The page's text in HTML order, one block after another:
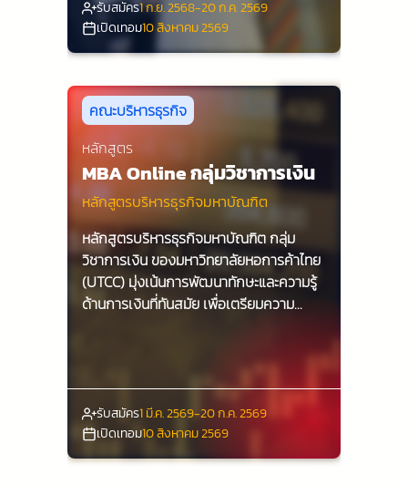
หน่วยกิต ผู้เรียนจะได้รับความรู้และ
ประสบการณ์ตรงจากผู้สอนที่มีความ
เชี่ยวชาญในสาขาต่าง ๆ นอกจากนี้ยังมีการ
เรียนรู้ผ่านการทำ Workshop และการเรียน
ทฤษฎีผ่านออนไลน์
รับสมัคร1 ก.ย. 2568-20 ก.ค. 2569
เปิดเทอม10 สิงหาคม 2569
คณะบริหารธุรกิจ
หลักสูตร
MBA Online กลุ่มวิชาการเงิน
หลักสูตรบริหารธุรกิจมหาบัณฑิต
หลักสูตรบริหารธุรกิจมหาบัณฑิต กลุ่ม
วิชาการเงิน ของมหาวิทยาลัยหอการค้าไทย
(UTCC) มุ่งเน้นการพัฒนาทักษะและความรู้
ด้านการเงินที่ทันสมัย เพื่อเตรียมความ
เชี่ยวชาญและการปฏิบัติจริง นักศึกษาจะได้
รับประสบการณ์ที่มีคุณค่าและสามารถนำไป
ประยุกต์ใช้ในโลกธุรกิจได้อย่างมี
ประสิทธิภาพ
รับสมัคร1 มี.ค. 2569-20 ก.ค. 2569
เปิดเทอม10 สิงหาคม 2569